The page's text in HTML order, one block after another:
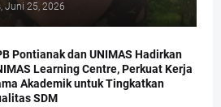
Juni 25, 2026
Pontianak dan UNIMAS Hadirkan
Learning Centre, Perkuat Kerja
Akademik untuk Tingkatkan
SDM